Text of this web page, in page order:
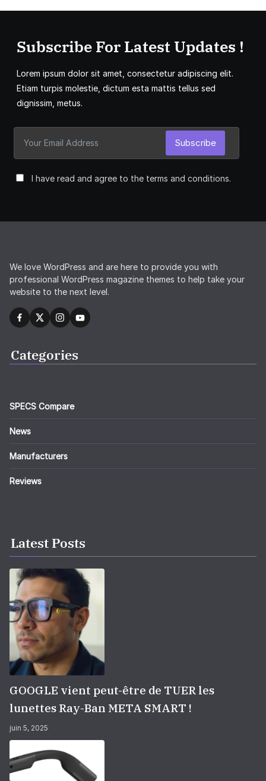
Subscribe For Latest Updates !
Lorem ipsum dolor sit amet, consectetur adipiscing elit.
Etiam turpis molestie, dictum esta mattis tellus sed
dignissim, metus.
I have read and agree to the terms and conditions.
Subscribe
We love WordPress and are here to provide you with
professional WordPress magazine themes to help take your
website to the next level.
Categories
SPECS Compare
News
Manufacturers
Reviews
Latest Posts
GOOGLE vient peut-être de TUER les
lunettes Ray-Ban META SMART !
juin 5, 2025